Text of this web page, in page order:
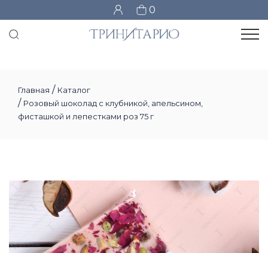
0
Главная / Каталог
/ Розовый шоколад с клубникой, апельсином,
фисташкой и лепестками роз 75 г